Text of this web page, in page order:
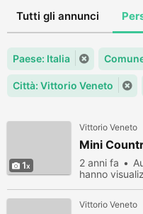
Tutti gli annunci
Paese: Italia
Città: Vittorio Veneto
1
Vittorio Veneto
Mini
2 anni fa
hanno
Vittorio Veneto